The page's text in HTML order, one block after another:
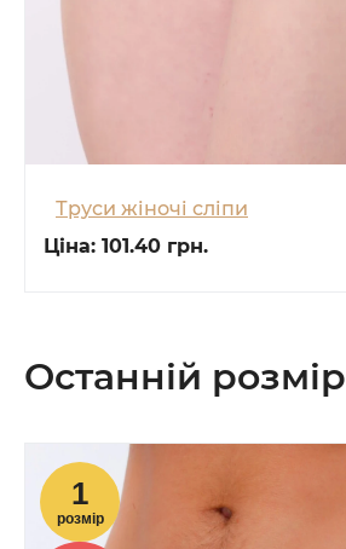
Труси жіночі сліпи
Ціна: 101.40 грн.
Останній розмір